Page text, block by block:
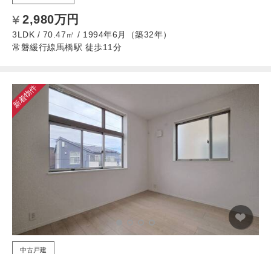
2,980万円
3LDK / 70.47㎡ / 1994年6月（築32年）
常磐緩行線馬橋駅 徒歩11分
新着物件
中古戸建